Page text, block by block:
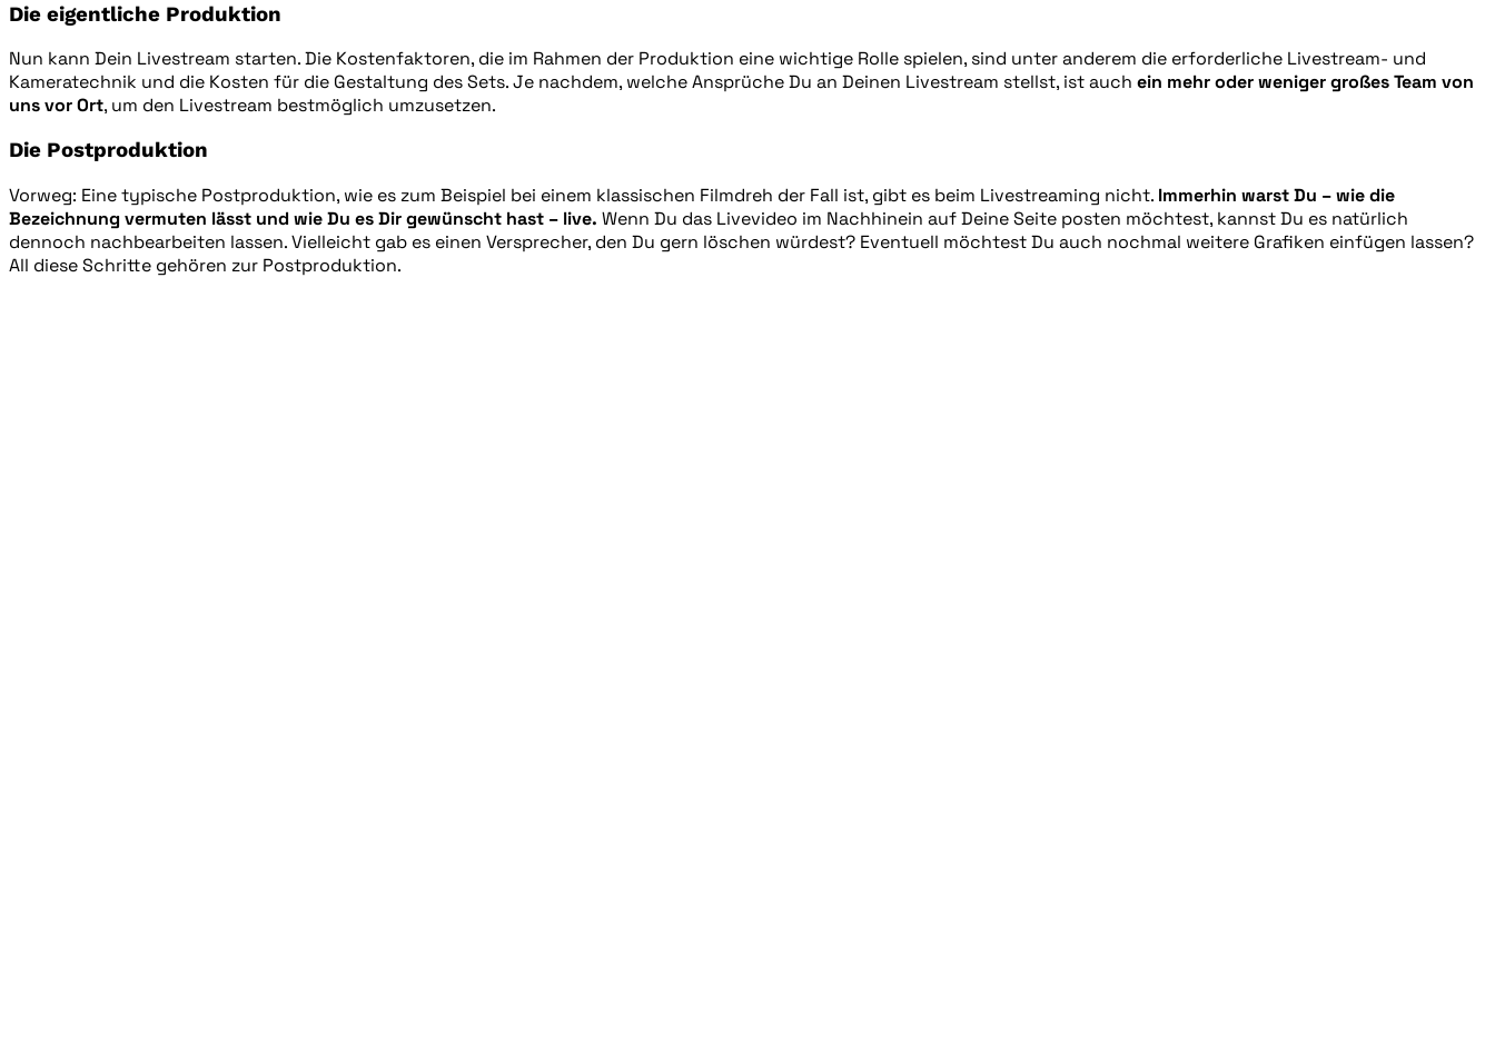
Die eigentliche Produktion
Nun kann Dein Livestream starten. Die Kostenfaktoren, die im Rahmen der Produktion eine wichtige Rolle spielen, sind unter anderem die erforderliche Livestream- und
Kameratechnik und die Kosten für die Gestaltung des Sets. Je nachdem, welche Ansprüche Du an Deinen Livestream stellst, ist auch ein mehr oder weniger großes Team von
uns vor Ort, um den Livestream bestmöglich umzusetzen.
Die Postproduktion
Vorweg: Eine typische Postproduktion, wie es zum Beispiel bei einem klassischen Filmdreh der Fall ist, gibt es beim Livestreaming nicht. Immerhin warst Du – wie die
Bezeichnung vermuten lässt und wie Du es Dir gewünscht hast – live. Wenn Du das Livevideo im Nachhinein auf Deine Seite posten möchtest, kannst Du es natürlich
dennoch nachbearbeiten lassen. Vielleicht gab es einen Versprecher, den Du gern löschen würdest? Eventuell möchtest Du auch nochmal weitere Grafiken einfügen lassen?
All diese Schritte gehören zur Postproduktion.